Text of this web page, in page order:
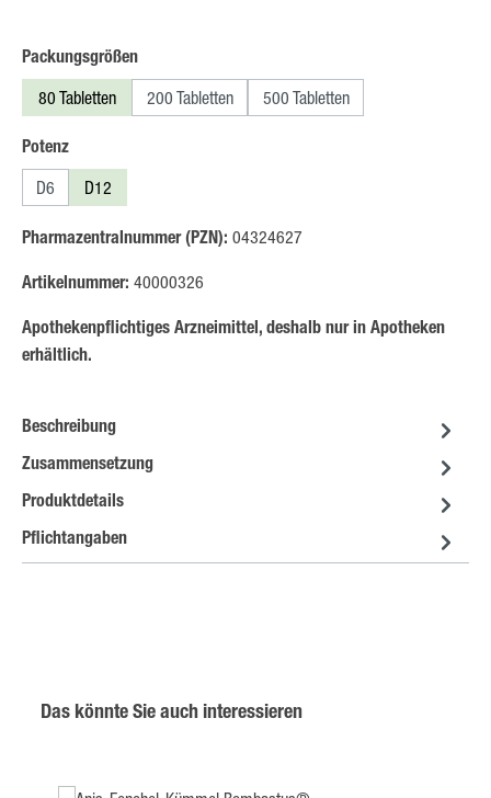
Packungsgrößenauswählen
80 Tabletten 200 Tabletten 500 Tabletten
Potenzauswählen
D6 D12
Pharmazentralnummer (PZN): 04324627
Artikelnummer: 40000326
Apothekenpflichtiges Arzneimittel, deshalb nur in Apotheken
erhältlich.
Beschreibung
Zusammensetzung
Produktdetails
Pflichtangaben
Produktgalerie überspringen
Das könnte Sie auch interessieren